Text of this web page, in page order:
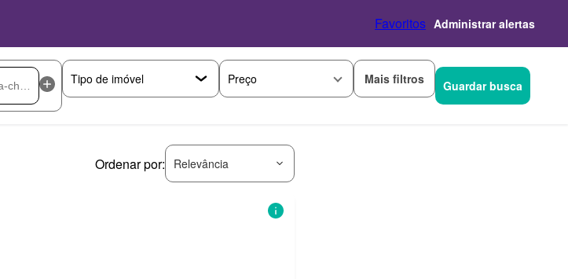
Favoritos Administrar alertas
Preço Mais filtros Guardar busca
Ordenar por: Relevância